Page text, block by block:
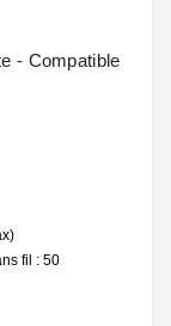
- Compatible
fil : 50